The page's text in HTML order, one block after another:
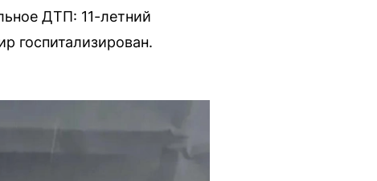
ДТП: 11-летний
госпитализирован.